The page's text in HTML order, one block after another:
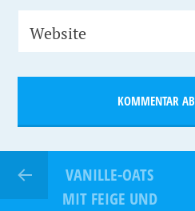
Website
VANILLE-OATS
MIT FEIGE UND